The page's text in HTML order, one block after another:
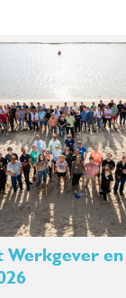
Werkgever en